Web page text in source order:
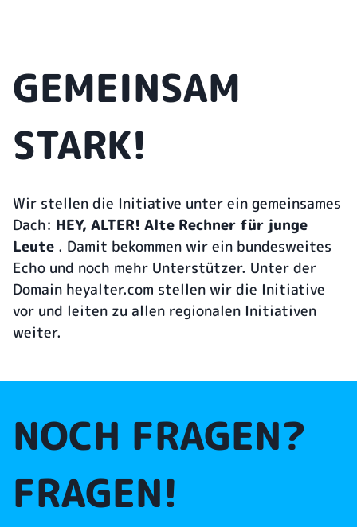
GEMEINSAM
STARK!
Wir stellen die Initiative unter ein gemeinsames
Dach: HEY, ALTER! Alte Rechner für junge
Leute . Damit bekommen wir ein bundesweites
Echo und noch mehr Unterstützer. Unter der
Domain heyalter.com stellen wir die Initiative
vor und leiten zu allen regionalen Initiativen
weiter.
NOCH FRAGEN?
FRAGEN!